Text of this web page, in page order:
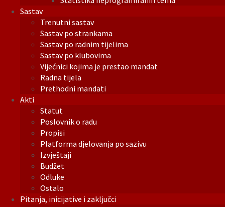
Sastav
Trenutni sastav
Sastav po strankama
Sastav po radnim tijelima
Sastav po klubovima
Vijećnici kojima je prestao mandat
Radna tijela
Prethodni mandati
Akti
Statut
Poslovnik o radu
Propisi
Platforma djelovanja po sazivu
Izvještaji
Budžet
Odluke
Ostalo
Pitanja, inicijative i zaključci